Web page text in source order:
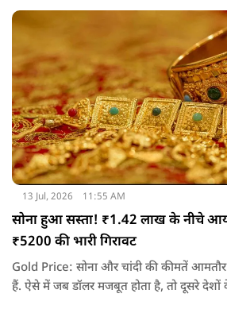
13 Jul, 2026 11:55 AM
सोना हुआ सस्ता! ₹1.42 लाख के नीचे
₹5200 की भारी गिरावट
Gold Price: सोना और चांदी की कीमतें आमतौर
हैं. ऐसे में जब डॉलर मजबूत होता है, तो दूसरे देशों